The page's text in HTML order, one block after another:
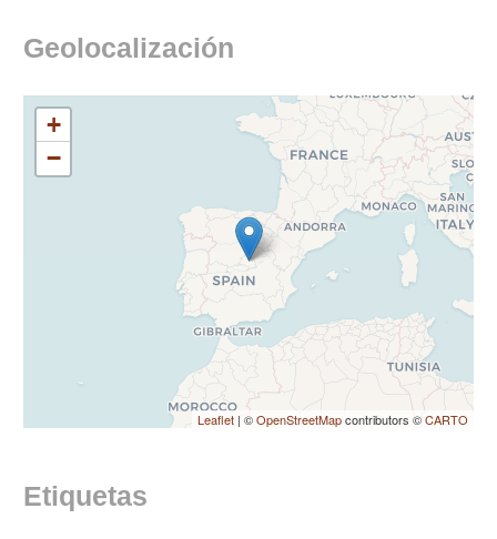
Geolocalización
+
−
Leaflet | ©OpenStreetMapcontributors ©CARTO
Etiquetas